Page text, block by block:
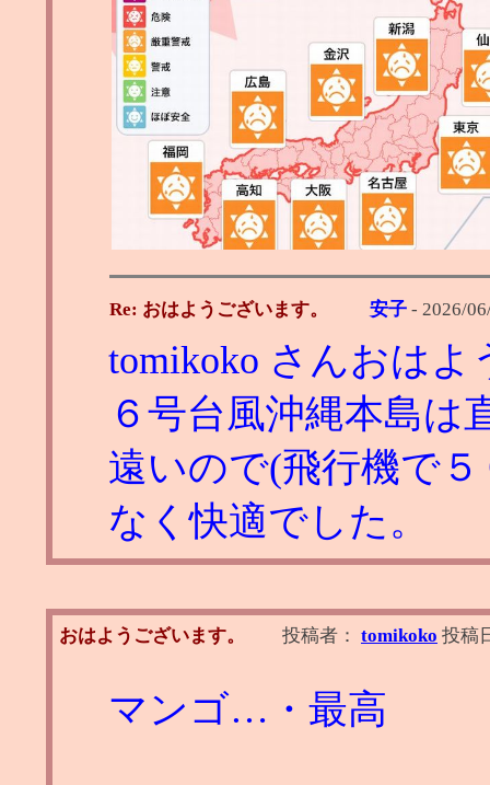
Re: おはようございます。 安子 - 2026/
tomikoko さんおはよ
６号台風沖縄本島は
遠いので(飛行機で
なく快適でした。
おはようございます。 投稿者： tomikoko 投稿
マンゴ…・最高